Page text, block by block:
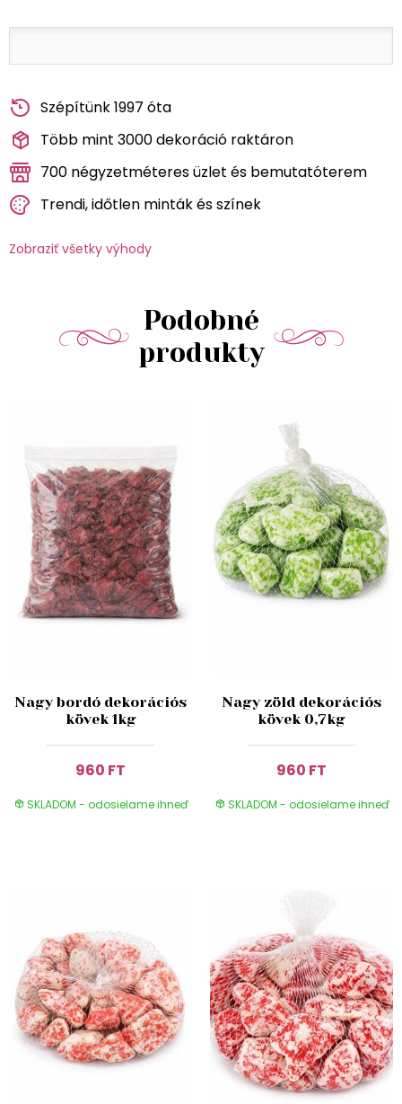
Szépítünk 1997 óta
Több mint 3000 dekoráció raktáron
700 négyzetméteres üzlet és bemutatóterem
Trendi, időtlen minták és színek
Zobraziť všetky výhody
Podobné
produkty
Nagy bordó dekorációs
kövek 1kg
960 FT
SKLADOM - odosielame ihneď
Nagy zöld dekorációs
kövek 0,7kg
960 FT
SKLADOM - odosielame ihneď